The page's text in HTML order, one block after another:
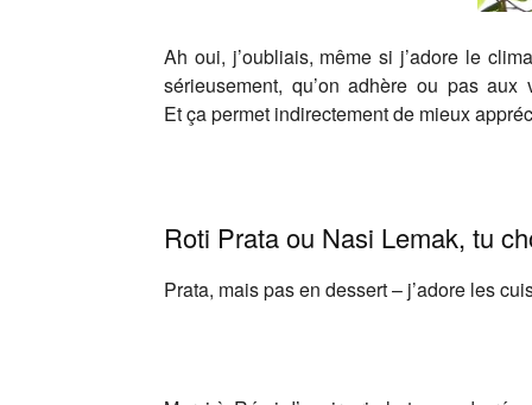
Ah oui, j’oubliais, même si j’adore le
sérieusement, qu’on adhère ou pas
Et ça permet indirectement de mieux
Roti Prata ou Nasi Lemak, tu
Prata, mais pas en dessert – j’adore les